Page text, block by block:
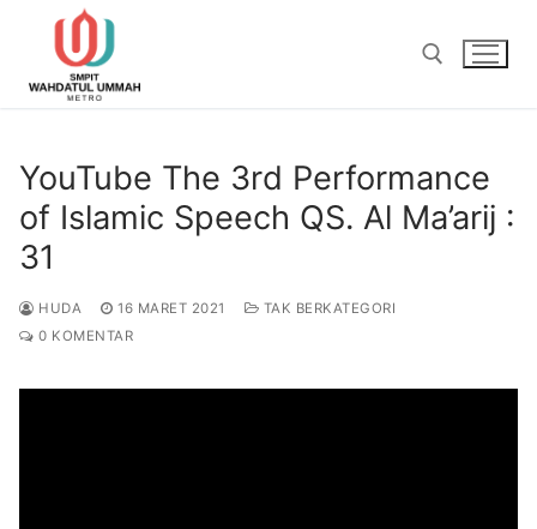
Lompat
YouTube The 3rd Performance
of Islamic Speech QS. Al Ma’arij :
31
HUDA 16 MARET 2021
TAK BERKATEGORI
0 KOMENTAR